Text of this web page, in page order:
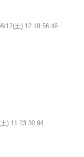
12(土) 12:18:56.46
) 11:23:30.94